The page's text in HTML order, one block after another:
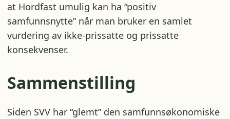
at Hordfast umulig kan ha “positiv
samfunnsnytte” når man bruker en samlet
vurdering av ikke-prissatte og prissatte
konsekvenser.
Sammenstilling
Siden SVV har “glemt” den samfunnsøkonomiske